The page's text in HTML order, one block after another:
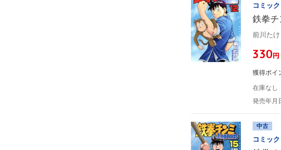
コミック
鉄拳
前川たけ
¥330円
獲得ポイ
在庫なし
発売年月
中古
コミック